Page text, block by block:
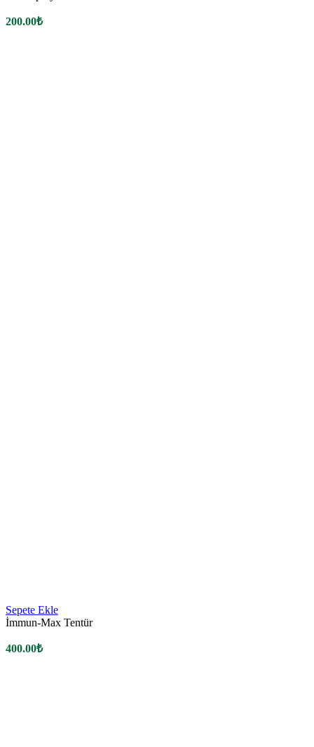
200.00₺
Sepete Ekle
İmmun-Max Tentür
400.00₺